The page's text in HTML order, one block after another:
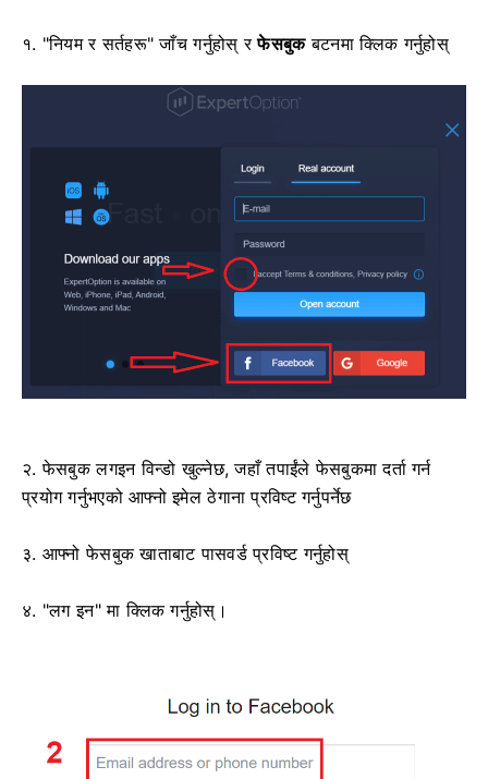
१. "नियम र सर्तहरू" जाँच गर्नुहोस् रफेसबुकबटनमा क्लिक गर्नुहोस्
२. फेसबुक लगइन विन्डो खुल्नेछ, जहाँ तपाईंले फेसबुकमा दर्ता गर्न
प्रयोग गर्नुभएको आफ्नो इमेल ठेगाना प्रविष्ट गर्नुपर्नेछ
३. आफ्नो फेसबुक खाताबाट पासवर्ड प्रविष्ट गर्नुहोस्
४. "लग इन" मा क्लिक गर्नुहोस्।